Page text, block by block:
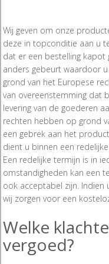
Wij geven om onze
deze in topconditie aan u
dat er een bestelling
anders gebeurt waardoor
grond van het Europese
van overeenstemming dat
levering van de goederen
rechten hebben op grond
een gebrek aan het
dient u binnen een
Een redelijke termijn is in
omstandigheden kan een
ook acceptabel zijn.
wij zorgen voor een
Welke
vergoed?